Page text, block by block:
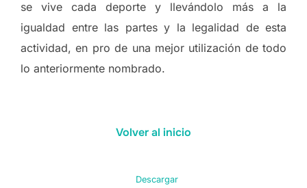
se vive cada deporte y llevándolo más a la
igualdad entre las partes y la legalidad de esta
actividad, en pro de una mejor utilización de todo
lo anteriormente nombrado.
Volver al inicio
Descargar